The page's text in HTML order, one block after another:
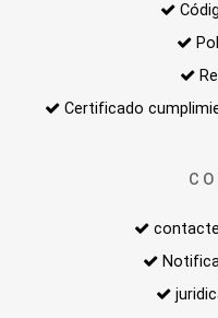
Certificado